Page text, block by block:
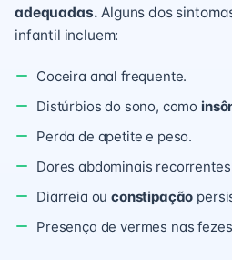
adequadas. Alguns dos
infantil incluem:
Coceira anal frequente.
Distúrbios do sono, como
Perda de apetite e peso.
Dores abdominais
Diarreia ouconstipação
Presença de vermes nas